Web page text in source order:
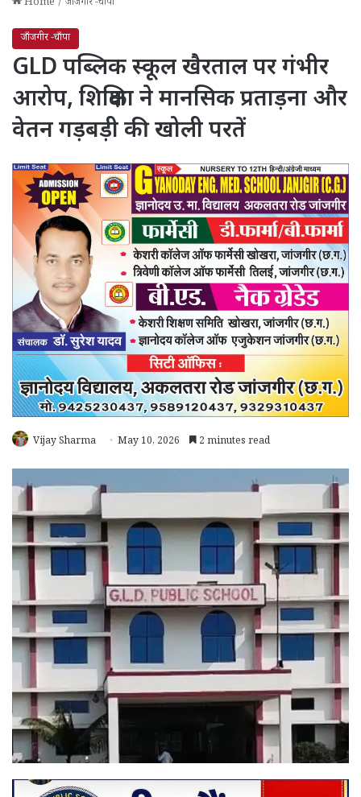
जाँजगीर -चाँपा
GLD पब्लिक स्कूल खैरताल पर गंभीर
आरोप, शिक्षिका ने मानसिक प्रताड़ना और
वेतन गड़बड़ी की खोली परतें
Vijay Sharma May 10, 2026 2 minutes read